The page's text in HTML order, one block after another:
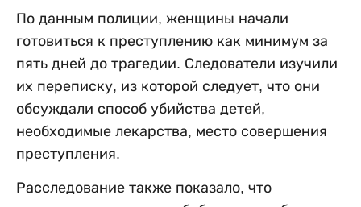
По данным полиции, женщины начали
готовиться к преступлению как минимум за
пять дней до трагедии. Следователи изучили
их переписку, из которой следует, что они
обсуждали способ убийства детей,
необходимые лекарства, место совершения
преступления.
Расследование также показало, что